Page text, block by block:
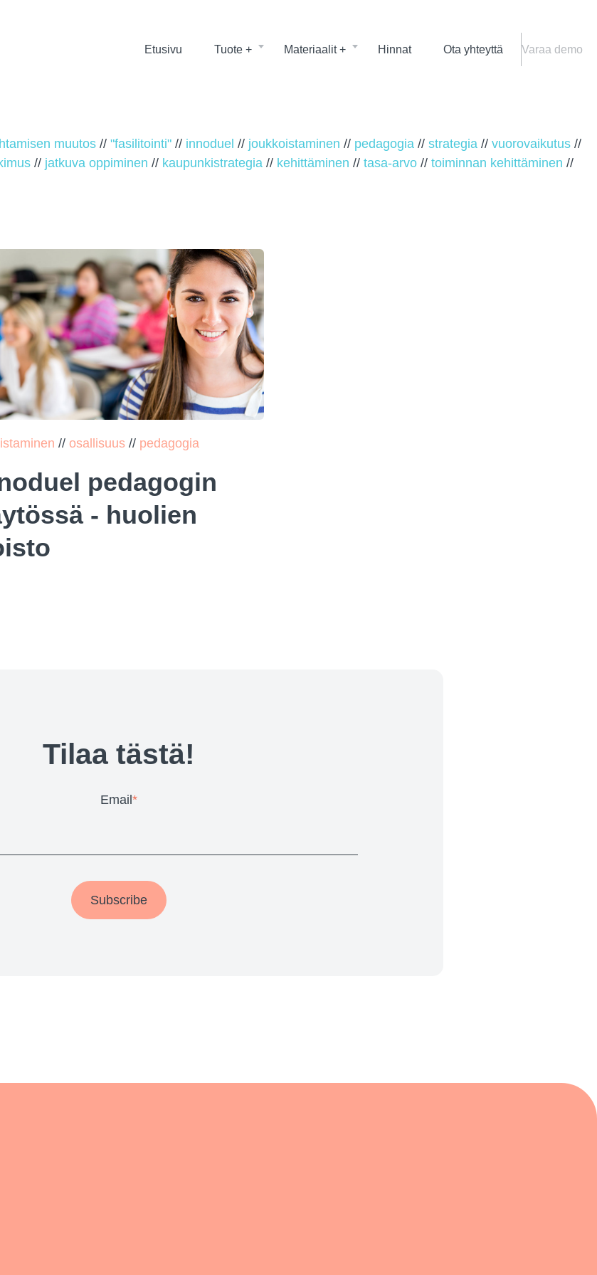
Etusivu Tuote + Materiaalit + Hinnat Ota yhteyttä Varaa demo
muutos // "fasilitointi" // innoduel // joukkoistaminen // pedagogia // strategia // vuorovaikutus //
// jatkuva oppiminen // kaupunkistrategia // kehittäminen // tasa-arvo // toiminnan kehittäminen //
// osallisuus // pedagogia
pedagogin
- huolien
Tilaa tästä!
Email *